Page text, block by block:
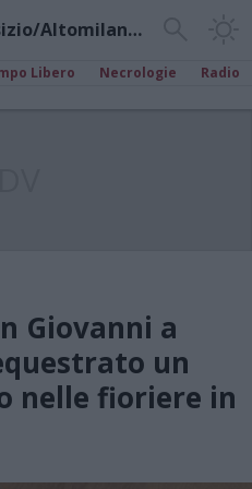
Busto Arsizio/Altomilanese
Libero Necrologie Radio
Giovanni a
un
nelle fioriere in